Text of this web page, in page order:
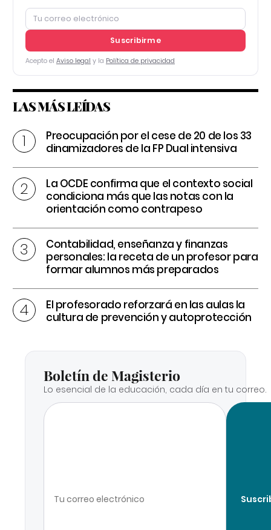
Suscribirme
Acepto el Aviso legal y la Política de privacidad
LAS MÁS LEÍDAS
Preocupación por el cese de 20 de los 33
dinamizadores de la FP Dual intensiva
La OCDE confirma que el contexto social
condiciona más que las notas con la
orientación como contrapeso
Contabilidad, enseñanza y finanzas
personales: la receta de un profesor para
formar alumnos más preparados
El profesorado reforzará en las aulas la
cultura de prevención y autoprotección
Boletín de Magisterio
Lo esencial de la educación, cada día en tu correo.